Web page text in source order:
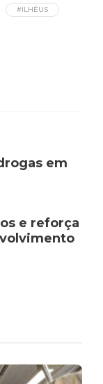
#ILHÉUS
em
e reforça